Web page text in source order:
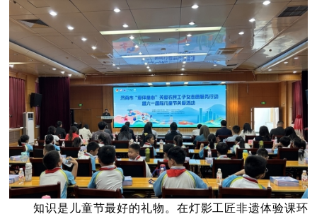
知识是儿童节最好的礼物。在灯影工匠非遗体验课环